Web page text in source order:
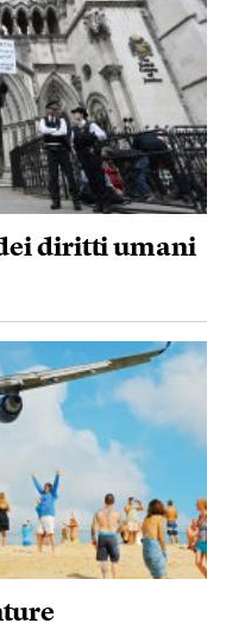
diritti umani